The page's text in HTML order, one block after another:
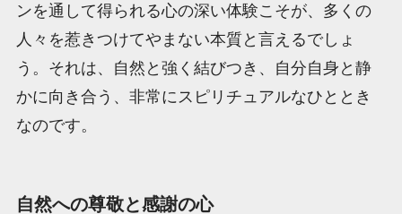
ンを通して得られる心の深い体験こそが、多くの
人々を惹きつけてやまない本質と言えるでしょ
う。それは、自然と強く結びつき、自分自身と静
かに向き合う、非常にスピリチュアルなひととき
なのです。
自然への尊敬と感謝の心